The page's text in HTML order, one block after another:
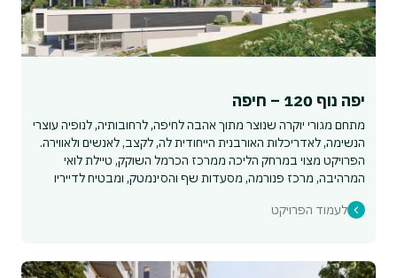
יפה נוף 120 – חיפה
מתחם מגורי יוקרה שנוצר מתוך אהבה לחיפה, לרחובותיה, לנופיה עוצרי
הנשימה, לאדריכלות האורבנית הייחודית לה, לקצב, לאנשים ולאווירה.
הפרויקט מצוי במרחק הליכה ממרכז הכרמל השוקק, טיילת לואי
המרהיבה, מרכז פנורמה, מסעדות שף והסינמטק, ומבטיח לדייריו
לעמוד הפרויקט